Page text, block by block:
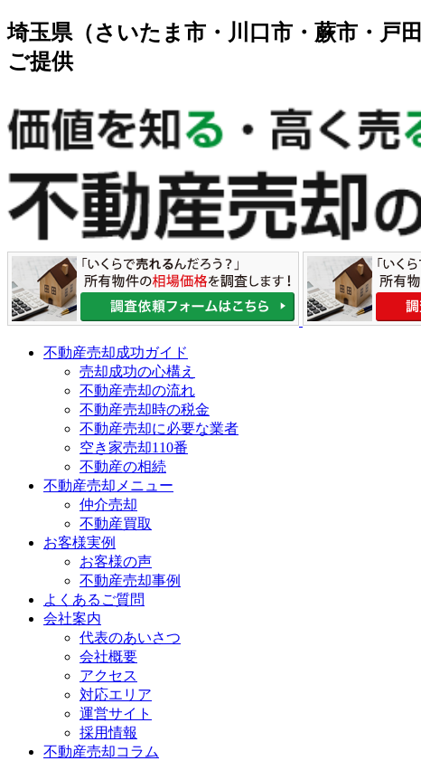
埼玉県（さいたま市・川口市・蕨市・戸
ご提供
不動産売却成功ガイド
売却成功の心構え
不動産売却の流れ
不動産売却時の税金
不動産売却に必要な業者
空き家売却110番
不動産の相続
不動産売却メニュー
仲介売却
不動産買取
お客様実例
お客様の声
不動産売却事例
よくあるご質問
会社案内
代表のあいさつ
会社概要
アクセス
対応エリア
運営サイト
採用情報
不動産売却コラム